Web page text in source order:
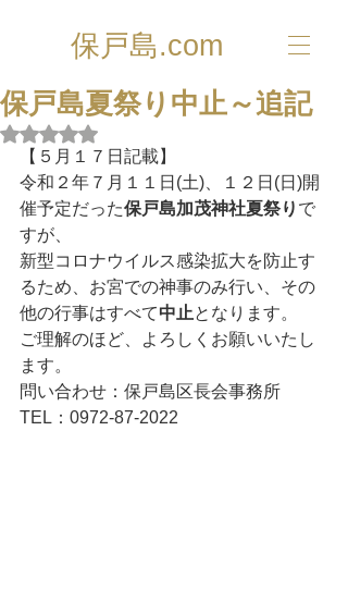
保戸島.com
保戸島夏祭り中止～追記
5つ星のうちNaNと評価されています。
【５月１７日記載】
令和２年７月１１日(土)、１２日(日)開
催予定だった保戸島加茂神社夏祭り で
すが、
新型コロナウイルス感染拡大を防止す
るため、お宮での神事のみ行い、その
他の行事はすべて中止となります。
ご理解のほど、よろしくお願いいたし
ます。
問い合わせ：保戸島区長会事務所
TEL：0972-87-2022